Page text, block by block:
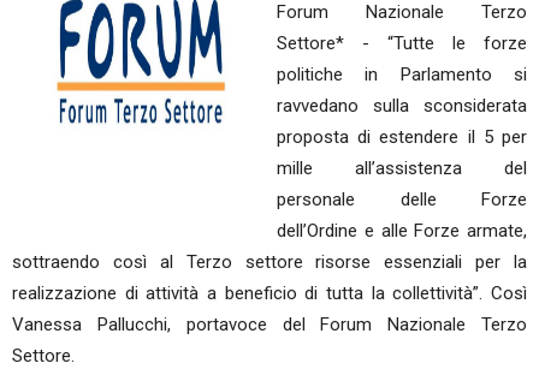
Forum Nazionale Terzo
Settore* - “Tutte le forze
politiche in Parlamento si
ravvedano sulla sconsiderata
proposta di estendere il 5 per
mille all’assistenza del
personale delle Forze
dell’Ordine e alle Forze armate,
sottraendo così al Terzo settore risorse essenziali per la
realizzazione di attività a beneficio di tutta la collettività”. Così
Vanessa Pallucchi, portavoce del Forum Nazionale Terzo
Settore.